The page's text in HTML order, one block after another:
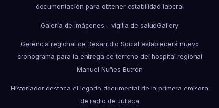
documentación para obtener estabilidad laboral
Galería de imágenes – vigilia de saludGallery
Gerencia regional de Desarrollo Social establecerá nuevo
cronograma para la entrega de terreno del hospital regional
Manuel Nuñes Butrón
Historiador destaca el legado documental de la primera emisora
de radio de Juliaca